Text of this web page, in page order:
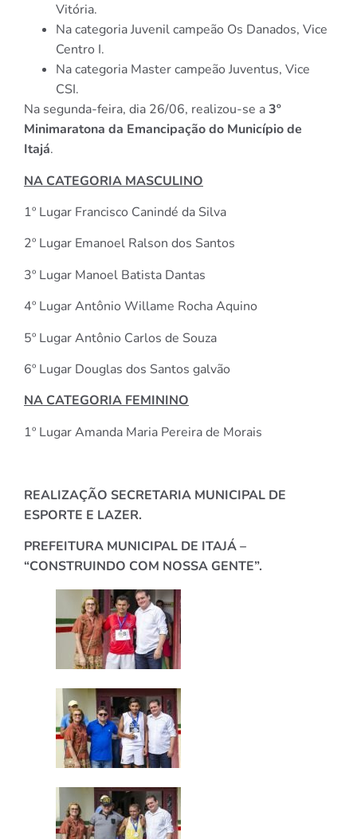
Vitória.
Na categoria Juvenil campeão Os Danados, Vice
Centro I.
Na categoria Master campeão Juventus, Vice
CSI.
Na segunda-feira, dia 26/06, realizou-se a3º
Minimaratona da Emancipação do Município de
Itajá.
NA CATEGORIA MASCULINO
1º Lugar Francisco Canindé da Silva
2º Lugar Emanoel Ralson dos Santos
3º Lugar Manoel Batista Dantas
4º Lugar Antônio Willame Rocha Aquino
5º Lugar Antônio Carlos de Souza
6º Lugar Douglas dos Santos galvão
NA CATEGORIA FEMININO
1º Lugar Amanda Maria Pereira de Morais
REALIZAÇÃO SECRETARIA MUNICIPAL DE
ESPORTE E LAZER.
PREFEITURA MUNICIPAL DE ITAJÁ –
“CONSTRUINDO COM NOSSA GENTE”.